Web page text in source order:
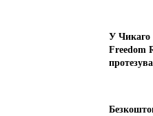
У Чикаго
Freedom